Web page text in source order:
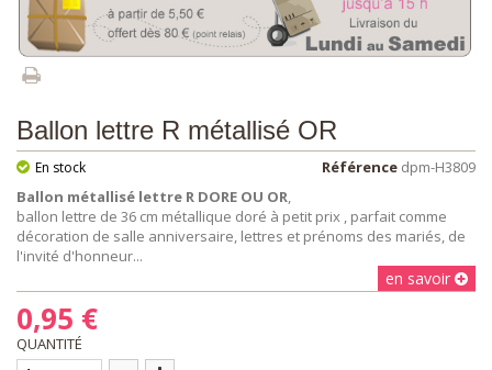
Ballon lettre R métallisé OR
Référence dpm-H3809
En stock
Ballon métallisé lettre R DORE OU OR
ballon lettre de 36 cm métallique doré à petit prix , parfait comme
décoration de salle anniversaire, lettres et prénoms des mariés, de
l'invité d'honneur...
en savoir
0,95 €
QUANTITÉ